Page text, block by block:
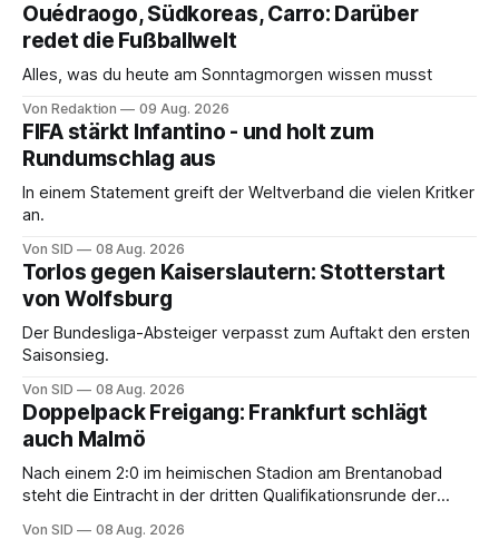
Ouédraogo, Südkoreas, Carro: Darüber
redet die Fußballwelt
Alles, was du heute am Sonntagmorgen wissen musst
Von Redaktion 09 Aug. 2026
FIFA stärkt Infantino - und holt zum
Rundumschlag aus
In einem Statement greift der Weltverband die vielen Kritker
an.
Von SID 08 Aug. 2026
Torlos gegen Kaiserslautern: Stotterstart
von Wolfsburg
Der Bundesliga-Absteiger verpasst zum Auftakt den ersten
Saisonsieg.
Von SID 08 Aug. 2026
Doppelpack Freigang: Frankfurt schlägt
auch Malmö
Nach einem 2:0 im heimischen Stadion am Brentanobad
steht die Eintracht in der dritten Qualifikationsrunde der
Von SID 08 Aug. 2026